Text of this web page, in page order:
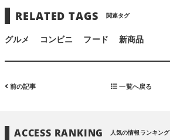
RELATED TAGS 関連タグ
グルメ コンビニ フード 新商品
前の記事 一覧へ戻る
ACCESS RANKING 人気の情報ランキング